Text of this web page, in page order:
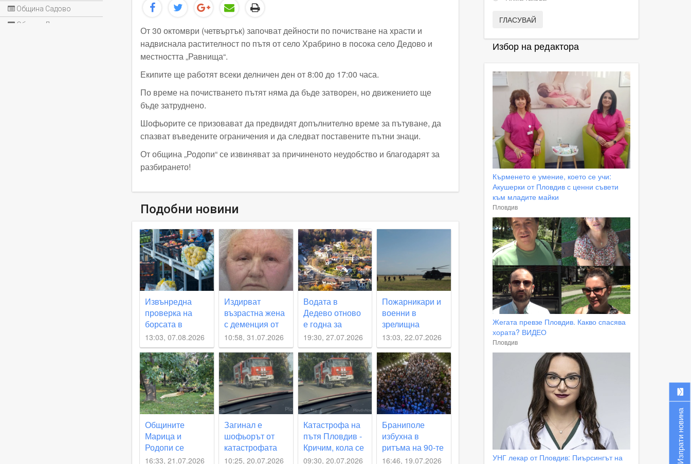
Община Садово
Община Лъки
От 30 октомври (четвъртък) започват дейности по почистване на храсти и
надвиснала растителност по пътя от село Храбрино в посока село Дедово и
местността „Равнища“.
Екипите ще работят всеки делничен ден от 8:00 до 17:00 часа.
По време на почистването пътят няма да бъде затворен, но движението ще
бъде затруднено.
Шофьорите се призовават да предвидят допълнително време за пътуване, да
спазват въведените ограничения и да следват поставените пътни знаци.
От община „Родопи“ се извиняват за причиненото неудобство и благодарят за
разбирането!
Подобни новини
Извънредна
проверка на
борсата в
Първенец,
взимат проби за
наличие на
пестициди
13:03, 07.08.2026
Издирват
възрастна жена
с деменция от
Златитап
10:58, 31.07.2026
Водата в
Дедево отново
е годна за
пиене! РЗИ
отчете нулеви
стойности на
бактериите след
новите проби
19:30, 27.07.2026
Пожарникари и
военни в
зрелищна
въздушна
тренировка на
базата в
Крумово
13:03, 22.07.2026
Общините
Марица и
Родопи се
разминаха с
16:33, 21.07.2026
Загинал е
шофьорът от
катастрофата
на пътя
10:25, 20.07.2026
Катастрофа на
пътя Пловдив -
Кричим, кола се
озова в
09:30, 20.07.2026
Браниполе
избухна в
ритъма на 90-те
- еуфория,
16:46, 19.07.2026
ГЛАСУВАЙ
Избор на редактора
Кърменето е умение, което се учи:
Акушерки от Пловдив с ценни съвети
към младите майки
Пловдив
Жегата превзе Пловдив. Какво спасява
хората? ВИДЕО
Пловдив
УНГ лекар от Пловдив: Пиърсингът на
Изпрати новина